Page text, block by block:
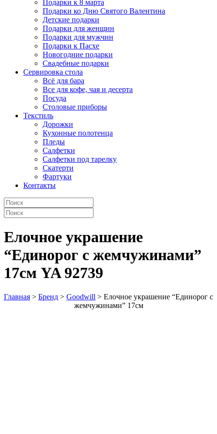
Подарки к 8 марта
Подарки ко Дню Святого Валентина
Детские подарки
Подарки для женщин
Подарки для мужчин
Подарки к Пасхе
Новогодние подарки
Свадебные подарки
Сервировка стола
Всё для бара
Все для кофе, чая и десерта
Посуда
Столовые приборы
Текстиль
Дорожки
Кухонные полотенца
Пледы
Салфетки
Салфетки под тарелку
Скатерти
Фартуки
Контакты
Елочное украшение
“Единорог с жемчужинами”
17см YA 92739
Главная > Бренд > Goodwill > Елочное украшение “Единорог с
жемчужинами” 17см